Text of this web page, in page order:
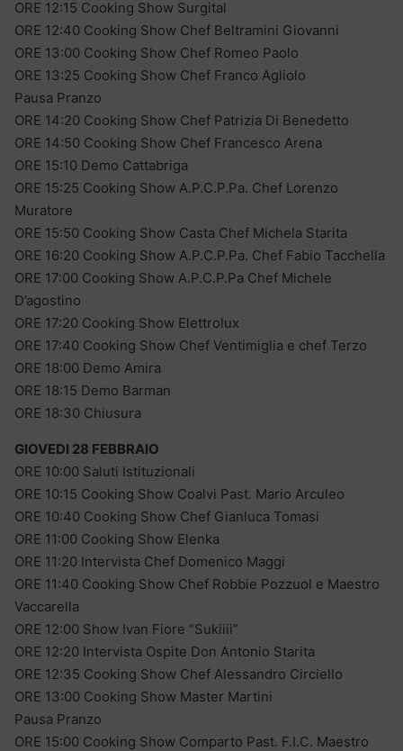
ORE 12:15 Cooking Show Surgital
ORE 12:40 Cooking Show Chef Beltramini Giovanni
ORE 13:00 Cooking Show Chef Romeo Paolo
ORE 13:25 Cooking Show Chef Franco Agliolo
Pausa Pranzo
ORE 14:20 Cooking Show Chef Patrizia Di Benedetto
ORE 14:50 Cooking Show Chef Francesco Arena
ORE 15:10 Demo Cattabriga
ORE 15:25 Cooking Show A.P.C.P.Pa. Chef Lorenzo
Muratore
ORE 15:50 Cooking Show Casta Chef Michela Starita
ORE 16:20 Cooking Show A.P.C.P.Pa. Chef Fabio Tacchella
ORE 17:00 Cooking Show A.P.C.P.Pa Chef Michele
D’agostino
ORE 17:20 Cooking Show Elettrolux
ORE 17:40 Cooking Show Chef Ventimiglia e chef Terzo
ORE 18:00 Demo Amira
ORE 18:15 Demo Barman
ORE 18:30 Chiusura
GIOVEDI 28 FEBBRAIO
ORE 10:00 Saluti Istituzionali
ORE 10:15 Cooking Show Coalvi Past. Mario Arculeo
ORE 10:40 Cooking Show Chef Gianluca Tomasi
ORE 11:00 Cooking Show Elenka
ORE 11:20 Intervista Chef Domenico Maggi
ORE 11:40 Cooking Show Chef Robbie Pozzuol e Maestro
Vaccarella
ORE 12:00 Show Ivan Fiore “Sukiiii”
ORE 12:20 Intervista Ospite Don Antonio Starita
ORE 12:35 Cooking Show Chef Alessandro Circiello
ORE 13:00 Cooking Show Master Martini
Pausa Pranzo
ORE 15:00 Cooking Show Comparto Past. F.I.C. Maestro